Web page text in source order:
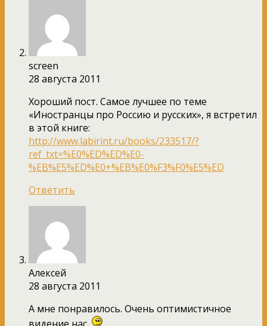
screen
28 августа 2011
Хороший пост. Самое лучшее по теме
«Иностранцы про Россию и русских», я встретил
в этой книге:
http://www.labirint.ru/books/233517/?
ref_txt=%E0%ED%ED%E0-
%EB%E5%ED%E0+%EB%E0%F3%F0%E5%ED
Ответить
Алексей
28 августа 2011
А мне понравилось. Очень оптимистичное